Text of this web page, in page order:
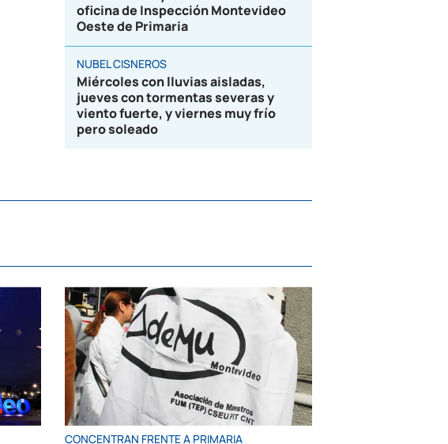
oficina de Inspección Montevideo
Oeste de Primaria
NUBEL CISNEROS
Miércoles con lluvias aisladas,
jueves con tormentas severas y
viento fuerte, y viernes muy frío
pero soleado
CONCENTRAN FRENTE A PRIMARIA